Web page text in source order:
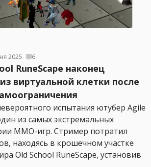
2025 6
RuneScape наконец
виртуальной клетки после
испытания ютубер Agile
из самых экстремальных
MMO-игр. Стример потратил
находясь в крошечном участке
Old School RuneScape, установив